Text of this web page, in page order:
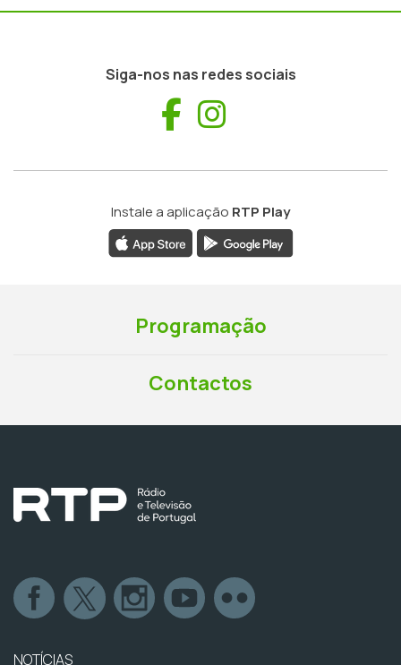
Siga-nos nas redes sociais
Facebook
Instale a aplicação RTP Play
Programação
Contactos
NOTÍCIAS